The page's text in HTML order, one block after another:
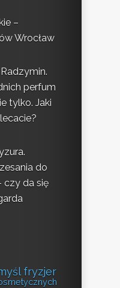
–
Wrocław
perfum
tylko. Jaki
do
czy da się
fryzjer